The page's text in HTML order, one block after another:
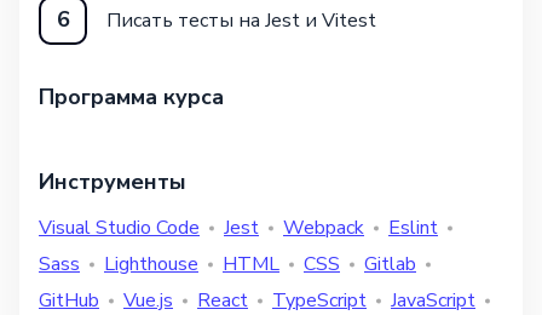
6 Писать тесты на Jest и Vitest
Программа курса
Инструменты
Visual Studio Code Jest Webpack
Eslint
Sass
Lighthouse HTML CSS
Gitlab
GitHub
Vue.js React TypeScript
JavaScript